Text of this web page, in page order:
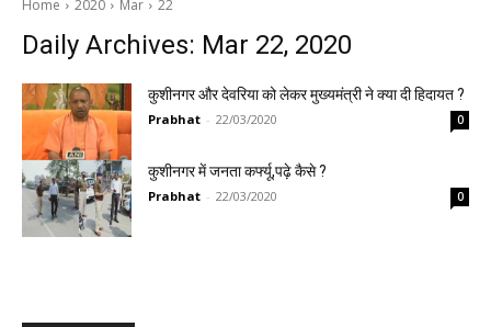
Home 2020 Mar 22
Daily Archives: Mar 22, 2020
कुशीनगर और देवरिया को लेकर मुख्यमंत्री ने क्या दी हिदायत ?
Prabhat - 22/03/2020 0
कुशीनगर में जनता कर्फ्यू,पढ़े कैसे ?
Prabhat - 22/03/2020 0